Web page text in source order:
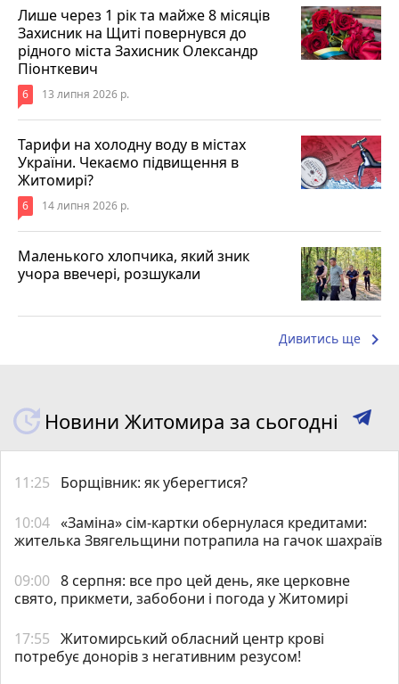
Лише через 1 рік та майже 8 місяців
Захисник на Щиті повернувся до
рідного міста Захисник Олександр
Піонткевич
6 13 липня 2026 р.
Тарифи на холодну воду в містах
України. Чекаємо підвищення в
Житомирі?
6 14 липня 2026 р.
Маленького хлопчика, який зник
учора ввечері, розшукали
Дивитись ще keyboard_arrow_right
Новини Житомира за сьогодні
11:25 Борщівник: як уберегтися?
10:04 «Заміна» сім-картки обернулася кредитами:
жителька Звягельщини потрапила на гачок шахраїв
09:00 8 серпня: все про цей день, яке церковне
свято, прикмети, забобони і погода у Житомирі
17:55 Житомирський обласний центр крові
потребує донорів з негативним резусом!